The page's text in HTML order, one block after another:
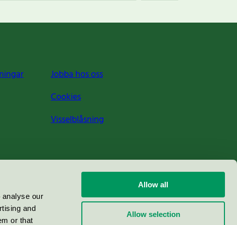
analyse our
and
or that
Allow all
Allow selection
Jobba hos oss
Cookies
Visselblåsning